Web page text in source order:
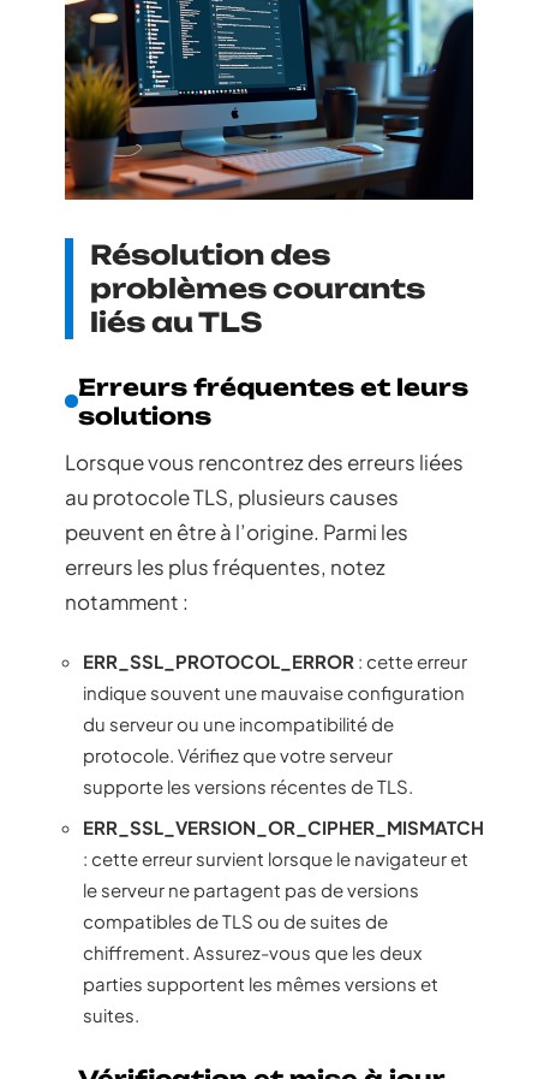
Résolution des
problèmes courants
liés au TLS
Erreurs fréquentes et leurs
solutions
Lorsque vous rencontrez des erreurs liées
au protocole TLS, plusieurs causes
peuvent en être à l’origine. Parmi les
erreurs les plus fréquentes, notez
notamment :
ERR_SSL_PROTOCOL_ERROR : cette erreur
indique souvent une mauvaise configuration
du serveur ou une incompatibilité de
protocole. Vérifiez que votre serveur
supporte les versions récentes de TLS.
ERR_SSL_VERSION_OR_CIPHER_MISMATCH
: cette erreur survient lorsque le navigateur et
le serveur ne partagent pas de versions
compatibles de TLS ou de suites de
chiffrement. Assurez-vous que les deux
parties supportent les mêmes versions et
suites.